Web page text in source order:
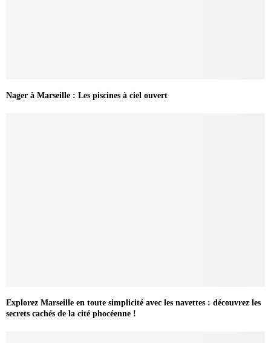
Nager à Marseille : Les piscines à ciel ouvert
Explorez Marseille en toute simplicité avec les navettes : découvrez les
secrets cachés de la cité phocéenne !